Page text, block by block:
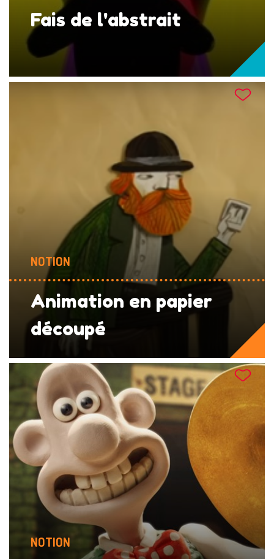
Fais de l'abstrait
NOTION
Animation en papier
découpé
NOTION